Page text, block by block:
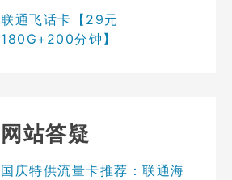
联通飞话卡【29元
180G+200分钟】
网站答疑
国庆特供流量卡推荐：联通海